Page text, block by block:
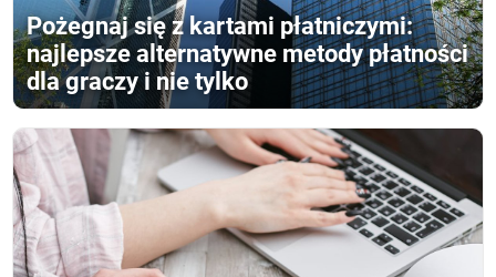
Pożegnaj się z kartami płatniczymi:
najlepsze alternatywne metody płatności
dla graczy i nie tylko